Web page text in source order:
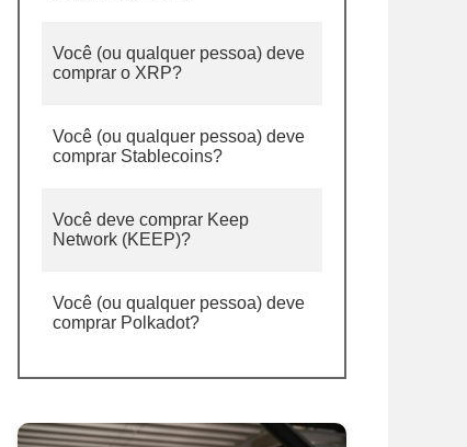
Você (ou qualquer pessoa) deve
comprar o XRP?
Você (ou qualquer pessoa) deve
comprar Stablecoins?
Você deve comprar Keep
Network (KEEP)?
Você (ou qualquer pessoa) deve
comprar Polkadot?